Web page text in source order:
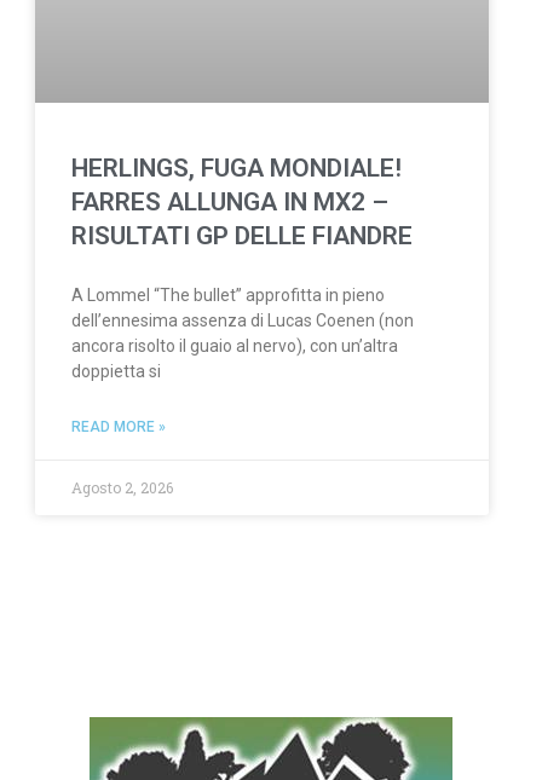
HERLINGS, FUGA MONDIALE!
FARRES ALLUNGA IN MX2 –
RISULTATI GP DELLE FIANDRE
A Lommel “The bullet” approfitta in pieno
dell’ennesima assenza di Lucas Coenen (non
ancora risolto il guaio al nervo), con un’altra
doppietta si
READ MORE »
Agosto 2, 2026